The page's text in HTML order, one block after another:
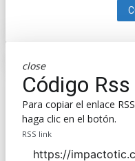
close
Código Rss
Para copiar el enlace
haga clic en el botón.
RSS link